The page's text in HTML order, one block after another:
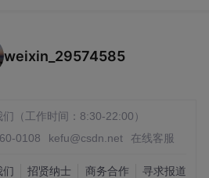
weixin_29574585
（工作时间：8:30-22:00）
0108
kefu@csdn.net 在线客服
们 招贤纳士 商务合作 寻求报道